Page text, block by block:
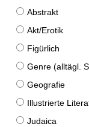
Abstrakt
Akt/Erotik
Figürlich
Genre (alltägl.
Geografie
Illustrierte
Judaica